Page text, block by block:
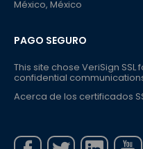
México, México
PAGO SEGURO
This site chose VeriSign
confidential
Acerca de los certificados